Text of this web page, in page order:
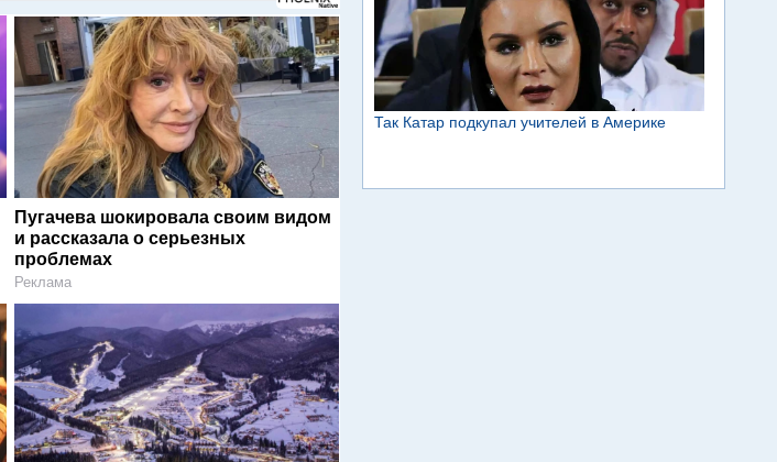
Пугачева шокировала своим видом
и рассказала о серьезных
проблемах
Реклама